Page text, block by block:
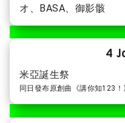
オ、BASA、御影骸
4
米亞誕生祭
同日發布原創曲《講你知123！